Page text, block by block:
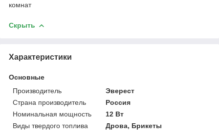
комнат
Скрыть
Характеристики
Основные
Производитель
Эверест
Страна производитель
Россия
Номинальная мощность
12 Вт
Виды твердого топлива
Дрова, Брикеты